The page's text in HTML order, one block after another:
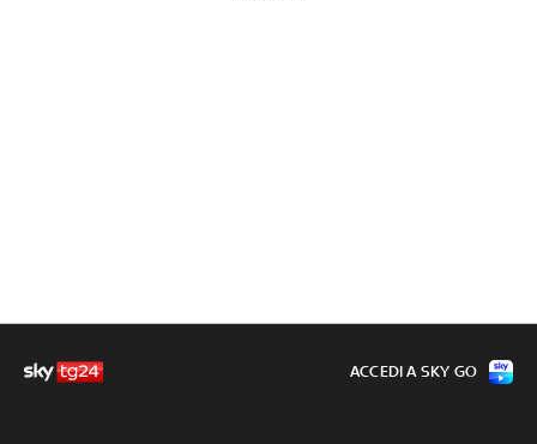
ACCEDI A SKY GO